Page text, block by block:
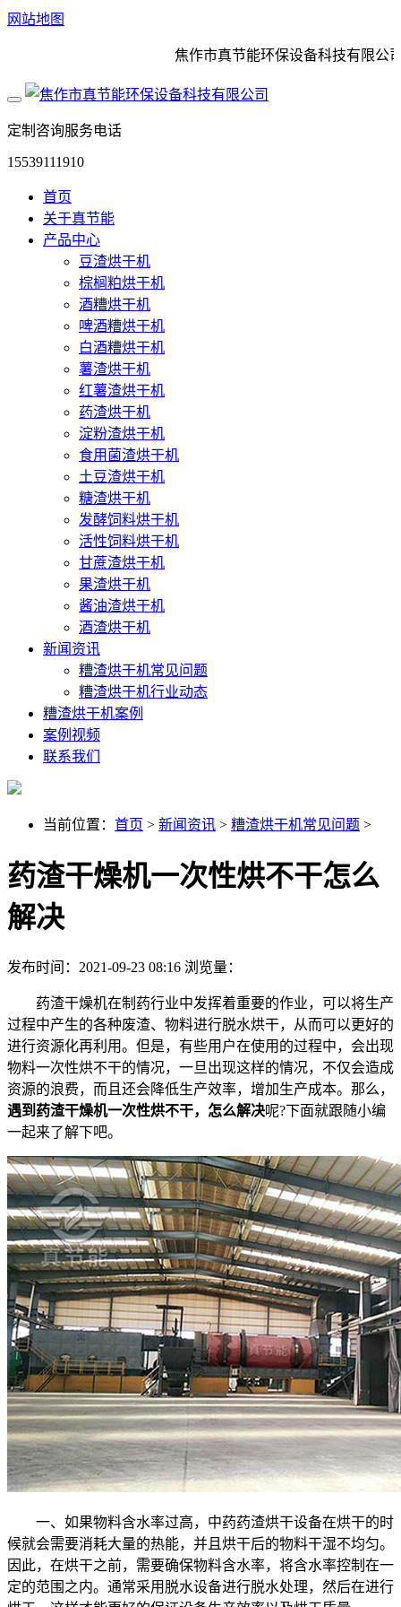
网站地图
焦作市真节能环保设备科技有限公
定制咨询服务电话
15539111910
首页
关于真节能
产品中心
豆渣烘干机
棕榈粕烘干机
酒糟烘干机
啤酒糟烘干机
白酒糟烘干机
薯渣烘干机
红薯渣烘干机
药渣烘干机
淀粉渣烘干机
食用菌渣烘干机
土豆渣烘干机
糖渣烘干机
发酵饲料烘干机
活性饲料烘干机
甘蔗渣烘干机
果渣烘干机
酱油渣烘干机
酒渣烘干机
新闻资讯
糟渣烘干机常见问题
糟渣烘干机行业动态
糟渣烘干机案例
案例视频
联系我们
当前位置： 首页 > 新闻资讯 > 糟渣烘干机常见问题 >
药渣干燥机一次性烘不干怎么
解决
发布时间：2021-09-23 08:16 浏览量：
药渣干燥机在制药行业中发挥着重要的作业，可以将生产
过程中产生的各种废渣、物料进行脱水烘干，从而可以更好的
进行资源化再利用。但是，有些用户在使用的过程中，会出现
物料一次性烘不干的情况，一旦出现这样的情况，不仅会造成
资源的浪费，而且还会降低生产效率，增加生产成本。那么，
遇到药渣干燥机一次性烘不干，怎么解决呢?下面就跟随小编
一起来了解下吧。
一、如果物料含水率过高，中药药渣烘干设备在烘干的时
候就会需要消耗大量的热能，并且烘干后的物料干湿不均匀。
因此，在烘干之前，需要确保物料含水率，将含水率控制在一
定的范围之内。通常采用脱水设备进行脱水处理，然后在进行